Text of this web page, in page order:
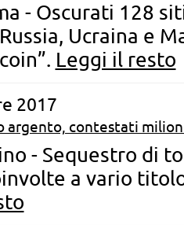
- Oscurati 128
Ucraina e
Leggi il resto
2017
argento, contestati
- Sequestro di
a vario